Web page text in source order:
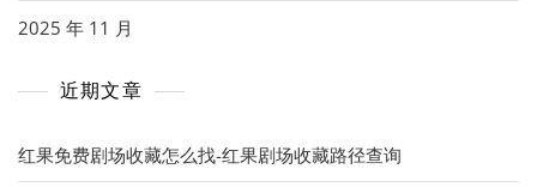
2025 年 11 月
近期文章
红果免费剧场收藏怎么找-红果剧场收藏路径查询